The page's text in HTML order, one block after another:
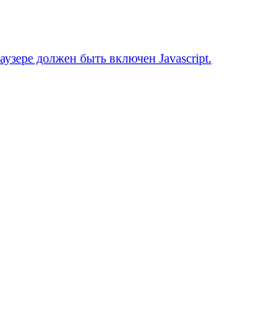
должен быть включен Javascript.